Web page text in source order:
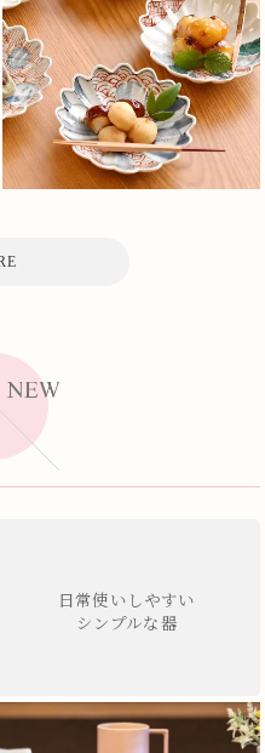
日常使いしやすい
シンプルな器